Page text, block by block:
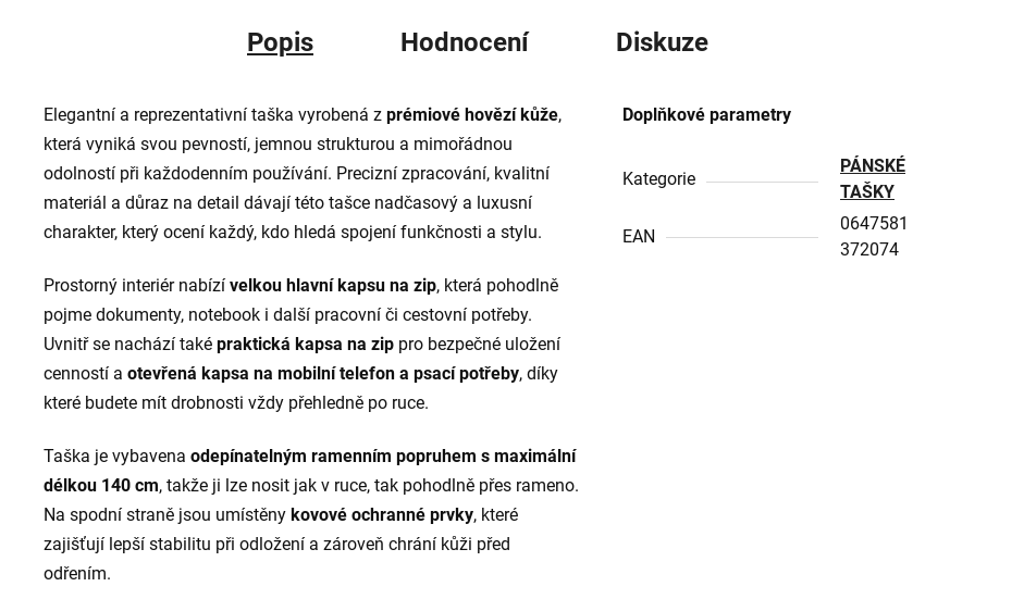
Popis Hodnocení Diskuze
Elegantní a reprezentativní taška vyrobená z prémiové hovězí kůže,
která vyniká svou pevností, jemnou strukturou a mimořádnou
odolností při každodenním používání. Precizní zpracování, kvalitní
materiál a důraz na detail dávají této tašce nadčasový a luxusní
charakter, který ocení každý, kdo hledá spojení funkčnosti a stylu.
Prostorný interiér nabízí velkou hlavní kapsu na zip, která pohodlně
pojme dokumenty, notebook i další pracovní či cestovní potřeby.
Uvnitř se nachází také praktická kapsa na zip pro bezpečné uložení
cenností a otevřená kapsa na mobilní telefon a psací potřeby, díky
které budete mít drobnosti vždy přehledně po ruce.
Taška je vybavena odepínatelným ramenním popruhem s maximální
délkou 140 cm, takže ji lze nosit jak v ruce, tak pohodlně přes rameno.
Na spodní straně jsou umístěny kovové ochranné prvky, které
zajišťují lepší stabilitu při odložení a zároveň chrání kůži před
odřením.
Doplňkové parametry
Kategorie
PÁNSKÉ
TAŠKY
EAN
0647581
372074